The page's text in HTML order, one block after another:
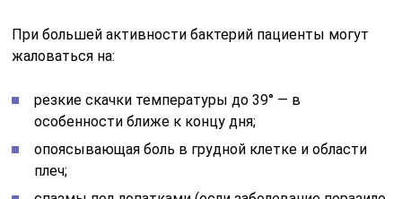
При большей активности бактерий пациенты могут
жаловаться на:
резкие скачки температуры до 39° — в
особенности ближе к концу дня;
опоясывающая боль в грудной клетке и области
плеч;